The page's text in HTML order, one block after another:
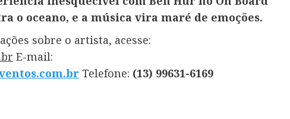
o oceano, e a música vira maré de emoções.
sobre o artista, acesse:
E-mail:
Telefone: (13) 99631-6169